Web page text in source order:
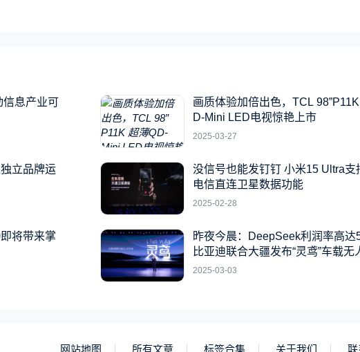
信息产业可
画质体验加倍出色，TCL
D-Mini LED电视惊艳上市
2025-03-27
立品牌运
没信号也能发钉钉 小米15 Ultra支
电信直连卫星数据功能
2025-02-28
将带来掌
昨夜今晨：DeepSeek利润率高达
比亚迪联合大疆发布“灵鸢”车载无
统
2025-03-03
网站地图 所有文章 标签合集 关于我们 联